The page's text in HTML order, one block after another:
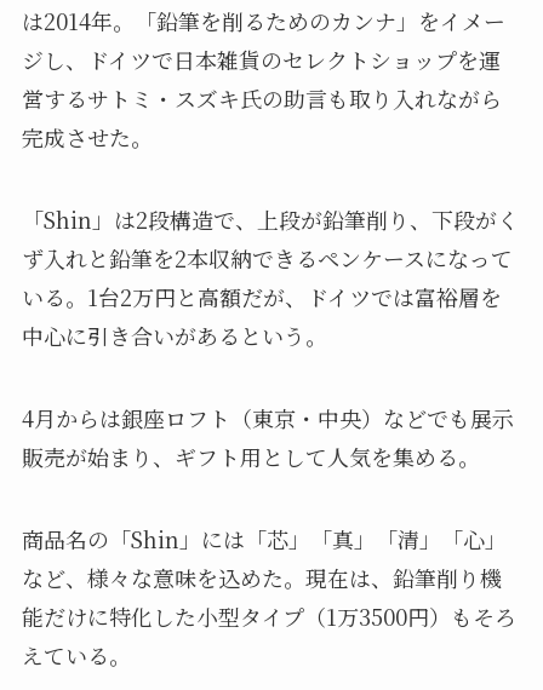
は2014年。「鉛筆を削るためのカンナ」をイメー
ジし、ドイツで日本雑貨のセレクトショップを運
営するサトミ・スズキ氏の助言も取り入れながら
完成させた。
「Shin」は2段構造で、上段が鉛筆削り、下段がく
ず入れと鉛筆を2本収納できるペンケースになって
いる。1台2万円と高額だが、ドイツでは富裕層を
中心に引き合いがあるという。
4月からは銀座ロフト（東京・中央）などでも展示
販売が始まり、ギフト用として人気を集める。
商品名の「Shin」には「芯」「真」「清」「心」
など、様々な意味を込めた。現在は、鉛筆削り機
能だけに特化した小型タイプ（1万3500円）もそろ
えている。